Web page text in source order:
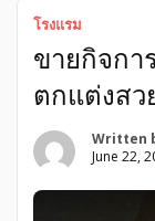
ราคาเพียง 12 ล้
สะพานข้ามแม่น้ำ
กาญจนบุรี ที่ตั้ง
กาญจนบุรี กาญจ
โรงแรม
ขายกิจกา
ตกแต่งสว
Written
June 22,